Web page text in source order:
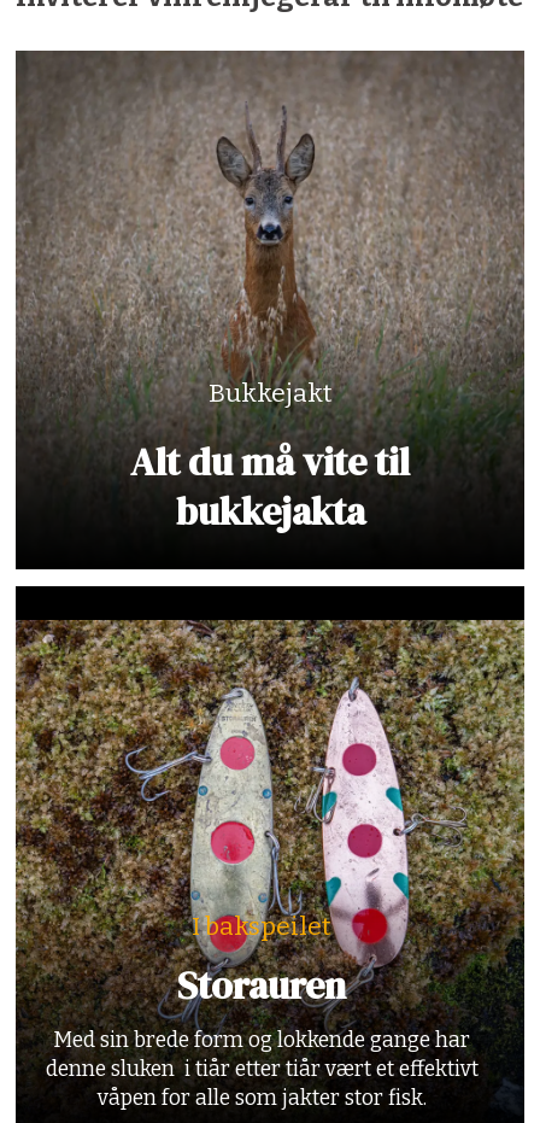
Bukkejakt
Alt du må vite til
bukkejakta
I bakspeilet
Storauren
Med sin brede form og lokkende gange har
denne sluken i tiår etter tiår vært et effektivt
våpen for alle som jakter stor fisk.